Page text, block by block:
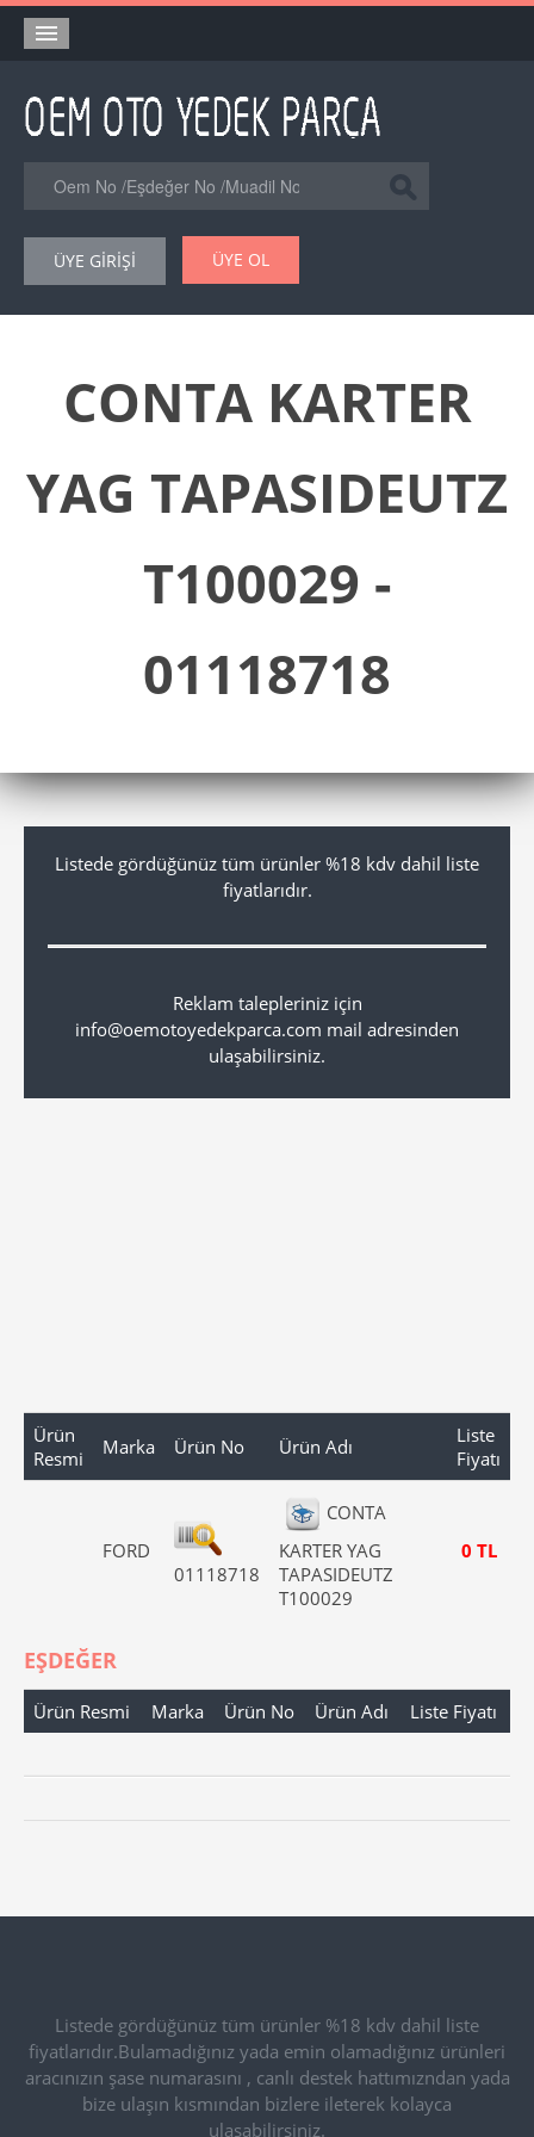
Orjinal Yedek Parça
Eşdeğer Muadil Yedek Parça
Şase Numarası VIN Yedekparça Sorgulama
Hakkımızda
Forum
ÜYE GİRİŞİ ÜYE OL
CONTA KARTER
YAG TAPASIDEUTZ
T100029 -
01118718
Listede gördüğünüz tüm ürünler %18 kdv dahil liste
fiyatlarıdır.
Reklam talepleriniz için
info@oemotoyedekparca.com mail adresinden
ulaşabilirsiniz.
Ürün
Resmi
Marka Ürün No Ürün Adı
Liste
Fiyatı
FORD
01118718
CONTA
KARTER YAG
TAPASIDEUTZ
T100029
0 TL
EŞDEĞER
Ürün Resmi Marka Ürün No Ürün Adı Liste Fiyatı
Listede gördüğünüz tüm ürünler %18 kdv dahil liste
fiyatlarıdır.Bulamadığınız yada emin olamadığınız ürünleri
aracınızın şase numarasını , canlı destek hattımızndan yada
bize ulaşın kısmından bizlere ileterek kolayca
ulaşabilirsiniz.